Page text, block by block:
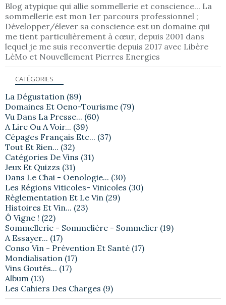
Blog atypique qui allie sommellerie et conscience... La
sommellerie est mon 1er parcours professionnel ;
Développer/élever sa conscience est un domaine qui
me tient particulièrement à cœur, depuis 2001 dans
lequel je me suis reconvertie depuis 2017 avec Libère
LèMo et Nouvellement Pierres Energies
CATÉGORIES
La Dégustation (89)
Domaines Et Oeno-Tourisme (79)
Vu Dans La Presse... (60)
A Lire Ou A Voir... (39)
Cépages Français Etc... (37)
Tout Et Rien... (32)
Catégories De Vins (31)
Jeux Et Quizzs (31)
Dans Le Chai - Oenologie... (30)
Les Régions Viticoles- Vinicoles (30)
Règlementation Et Le Vin (29)
Histoires Et Vin... (23)
Ô Vigne ! (22)
Sommellerie - Sommelière - Sommelier (19)
A Essayer... (17)
Conso Vin - Prévention Et Santé (17)
Mondialisation (17)
Vins Goutés... (17)
Album (13)
Les Cahiers Des Charges (9)